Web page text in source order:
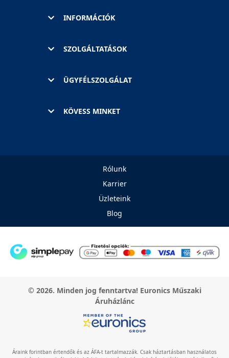
INFORMÁCIÓK
SZOLGÁLTATÁSOK
ÜGYFÉLSZOLGÁLAT
KÖVESS MINKET
Rólunk
Karrier
Üzleteink
Blog
© 2026. Minden jog fenntartva! Euronics Műszaki
Áruházlánc
Áraink forintban értendők és az ÁFA-t tartalmazzák. Csak háztartásban használatos